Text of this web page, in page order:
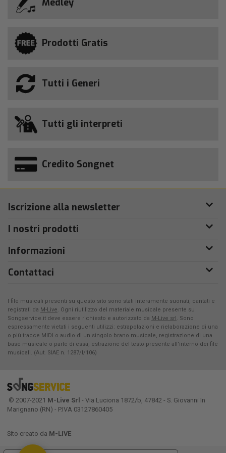
Prodotti Gratis
Tutti i Generi
Tutti gli interpreti
Credito Songnet
Iscrizione alla newsletter
I nostri prodotti
Informazioni
Contattaci
I file musicali presenti su questo sito sono stati interamente suonati, cantati e
registrati da M-Live. Ogni riutilizzo del materiale musicale presente su
Songservice.it deve essere richiesto e autorizzato da M-Live srl. Sono
espressamente vietati i seguenti utilizzi: estrapolazioni e rielaborazione di una
o più tracce MIDI o audio di un singolo brano musicale, registrazione di una
base musicale o parte di essa, estrazione del testo presente all'interno dei file
musicali. (Aut. SIAE n. 1287/I/106)
© 2007-2021 M-Live Srl - Via Luciona 1872/b, 47842 - S. Giovanni In
Marignano (RN) - P.IVA 03127860405
Sito creato da M-LIVE